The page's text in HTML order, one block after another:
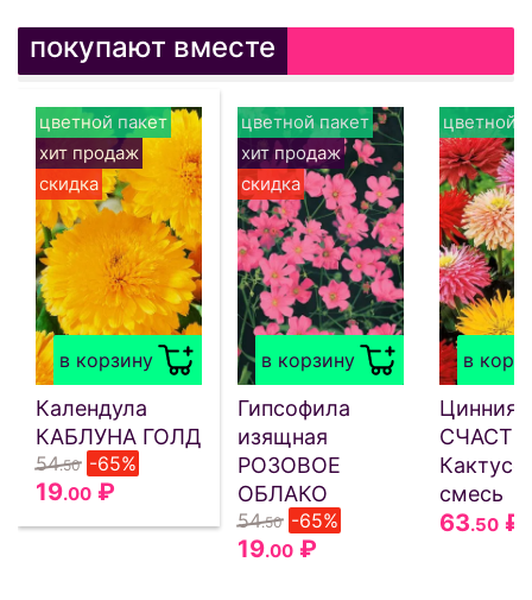
покупают вместе
в корзину
цветной пакет
хит продаж
скидка
Календула
КАБЛУНА ГОЛД
54.50 -65%
19.00 ₽
в корзину
цветной пакет
хит продаж
скидка
Гипсофила
изящная
РОЗОВОЕ
ОБЛАКО
54.50 -65%
19.00 ₽
в
цветной
Цинния
смесь
63.50 ₽